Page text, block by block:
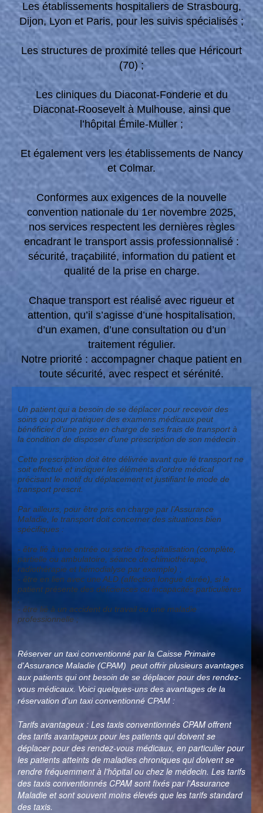
Les établissements hospitaliers de Strasbourg,
Dijon, Lyon et Paris, pour les suivis spécialisés ;
Les structures de proximité telles que Héricourt
(70) ;
Les cliniques du Diaconat-Fonderie et du
Diaconat-Roosevelt à Mulhouse, ainsi que
l’hôpital Émile-Muller ;
Et également vers les établissements de Nancy
et Colmar.
Conformes aux exigences de la nouvelle
convention nationale du 1er novembre 2025,
nos services respectent les dernières règles
encadrant le transport assis professionnalisé :
sécurité, traçabilité, information du patient et
qualité de la prise en charge.
Chaque transport est réalisé avec rigueur et
attention, qu’il s’agisse d’une hospitalisation,
d’un examen, d’une consultation ou d’un
traitement régulier.
Notre priorité : accompagner chaque patient en
toute sécurité, avec respect et sérénité.
Un patient qui a besoin de se déplacer pour recevoir des
soins ou pour pratiquer des examens médicaux peut
bénéficier d’une prise en charge de ses frais de transport à
la condition de disposer d’une prescription de son médecin .
Cette prescription doit être délivrée avant que le transport ne
soit effectué et indiquer les éléments d’ordre médical
précisant le motif du déplacement et justifiant le mode de
transport prescrit.
Par ailleurs, pour être pris en charge par l’Assurance
Maladie, le transport doit concerner des situations bien
spécifiques :
- être lié à une entrée ou sortie d’hospitalisation (complète,
partielle ou ambulatoire, séance de chimiothérapie,
radiothérapie et hémodialyse par exemple) ;
- être en lien avec une ALD (affection longue durée), si le
patient présente des déficiences ou incapacités particulières
;
- être lié à un accident du travail ou une maladie
professionnelle ;
Réserver un taxi conventionné par la Caisse Primaire
d'Assurance Maladie (CPAM) peut offrir plusieurs avantages
aux patients qui ont besoin de se déplacer pour des rendez-
vous médicaux. Voici quelques-uns des avantages de la
réservation d'un taxi conventionné CPAM :
Tarifs avantageux : Les taxis conventionnés CPAM offrent
des tarifs avantageux pour les patients qui doivent se
déplacer pour des rendez-vous médicaux, en particulier pour
les patients atteints de maladies chroniques qui doivent se
rendre fréquemment à l'hôpital ou chez le médecin. Les tarifs
des taxis conventionnés CPAM sont fixés par l'Assurance
Maladie et sont souvent moins élevés que les tarifs standard
des taxis.